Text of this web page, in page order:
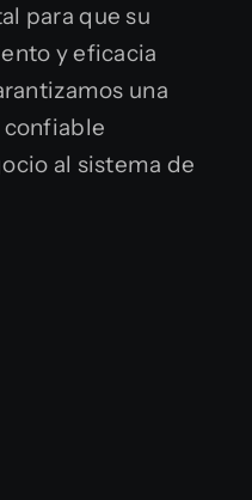
para que su
y eficacia
una
confiable
al sistema de